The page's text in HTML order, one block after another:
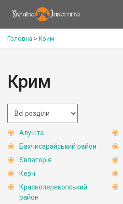
Головна > Крим
Крим
Алушта
Бахчисарайський район
Євпаторія
Керч
Красноперекопський
район